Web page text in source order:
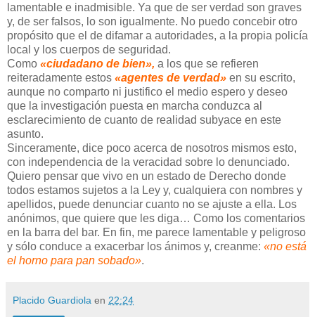
lamentable e inadmisible. Ya que de ser verdad son graves
y, de ser falsos, lo son igualmente. No puedo concebir otro
propósito que el de difamar a autoridades, a la propia policía
local y los cuerpos de seguridad.
Como «ciudadano de bien», a los que se refieren
reiteradamente estos «agentes de verdad» en su escrito,
aunque no comparto ni justifico el medio espero y deseo
que la investigación puesta en marcha conduzca al
esclarecimiento de cuanto de realidad subyace en este
asunto.
Sinceramente, dice poco acerca de nosotros mismos esto,
con independencia de la veracidad sobre lo denunciado.
Quiero pensar que vivo en un estado de Derecho donde
todos estamos sujetos a la Ley y, cualquiera con nombres y
apellidos, puede denunciar cuanto no se ajuste a ella. Los
anónimos, que quiere que les diga… Como los comentarios
en la barra del bar. En fin, me parece lamentable y peligroso
y sólo conduce a exacerbar los ánimos y, creanme: «no está
el horno para pan sobado».
Placido Guardiola en 22:24